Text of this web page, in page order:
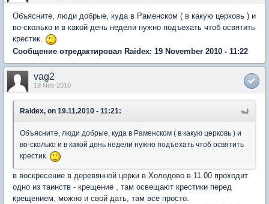
Объясните, люди добрые, куда в Раменском ( в какую церковь ) и
во-сколько и в какой день недели нужно подъехать чтоб освятить
крестик.
Сообщение отредактировал Raidex: 19 November 2010 - 11:22
vag2
19 Nov 2010
Raidex, on 19.11.2010 - 11:21:
Объясните, люди добрые, куда в Раменском ( в какую церковь ) и
во-сколько и в какой день недели нужно подъехать чтоб освятить
крестик.
в воскресение в деревянной церки в Холодово в 11.00 проходит
одно из таинств - крещение , там освещают крестики перед
крещением, можно и свой дать, там все просто.